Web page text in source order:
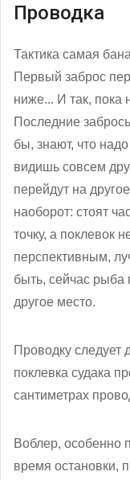
Проводка
Тактика самая
Первый заброс
ниже... И так, пока
Последние
бы, знают, что
видишь совсем
перейдут на
наоборот: стоят
точку, а поклевок
перспективным,
быть, сейчас
другое место.
Проводку следует
поклевка судака
сантиметрах
Воблер, особенно
время остановки,